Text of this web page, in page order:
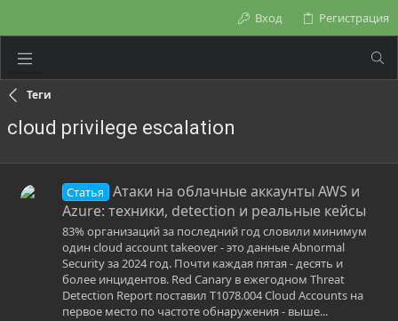
Вход Регистрация
Теги
cloud privilege escalation
Статья
Атаки на облачные аккаунты AWS и
Azure: техники, detection и реальные кейсы
83% организаций за последний год словили минимум
один cloud account takeover - это данные Abnormal
Security за 2024 год. Почти каждая пятая - десять и
более инцидентов. Red Canary в ежегодном Threat
Detection Report поставил T1078.004 Cloud Accounts на
первое место по частоте обнаружения - выше...